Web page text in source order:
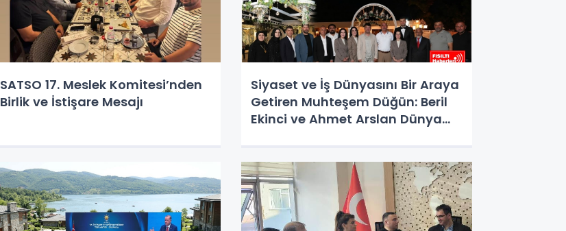
SATSO 17. Meslek Komitesi’nden
Birlik ve İstişare Mesajı
Siyaset ve İş Dünyasını Bir Araya
Getiren Muhteşem Düğün: Beril
Ekinci ve Ahmet Arslan Dünya